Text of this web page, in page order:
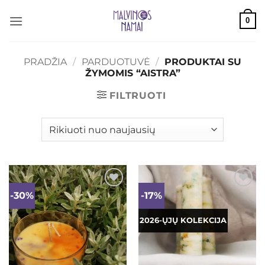
0
PRADŽIA / PARDUOTUVĖ / PRODUKTAI SU
ŽYMOMIS “AISTRA”
FILTRUOTI
-30% Mėgstamiausias -17%
2026-ŲJŲ KOLEKCIJA
Mėgstamiausias